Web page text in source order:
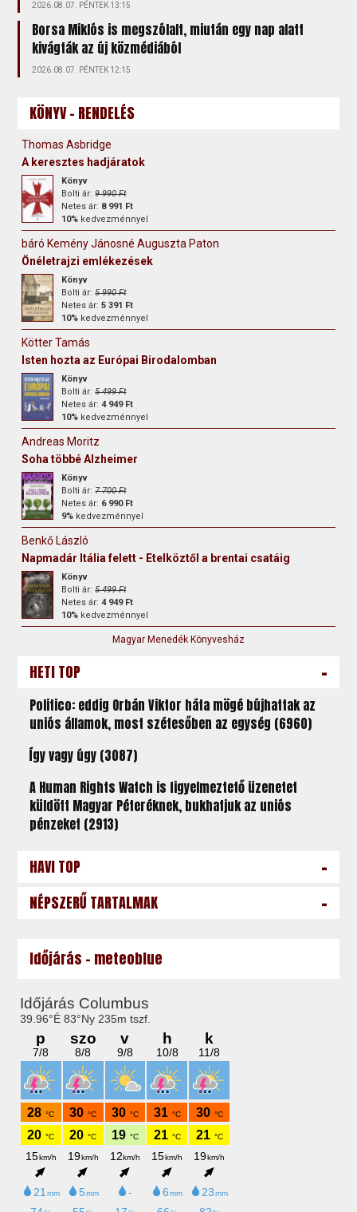
2026.08.07. PÉNTEK 13:15
Borsa Miklós is megszólalt, miután egy nap alatt
kivágták az új közmédiából
2026.08.07. PÉNTEK 12:15
KÖNYV - RENDELÉS
Thomas Asbridge
A keresztes hadjáratok
Könyv
Bolti ár:9 990 Ft
Netes ár: 8 991 Ft
10% kedvezménnyel
báró Kemény Jánosné Auguszta Paton
Önéletrajzi emlékezések
Könyv
Bolti ár:5 990 Ft
Netes ár:5 391 Ft
10% kedvezménnyel
Kötter Tamás
Isten hozta az Európai Birodalomban
Könyv
Bolti ár:5 499 Ft
Netes ár:4 949 Ft
10% kedvezménnyel
Andreas Moritz
Soha többé Alzheimer
Könyv
Bolti ár:7 700 Ft
Netes ár: 6 990 Ft
9% kedvezménnyel
Benkő László
Napmadár Itália felett - Etelköztől a brentai csatáig
Könyv
Bolti ár:5 499 Ft
Netes ár:4 949 Ft
10% kedvezménnyel
Magyar Menedék Könyvesház
HETI TOP -
Politico: eddig Orbán Viktor háta mögé bújhattak az
uniós államok, most szétesőben az egység (6960)
Így vagy úgy (3087)
A Human Rights Watch is figyelmeztető üzenetet
küldött Magyar Péteréknek, bukhatjuk az uniós
pénzeket (2913)
HAVI TOP -
NÉPSZERŰ TARTALMAK -
Időjárás - meteoblue